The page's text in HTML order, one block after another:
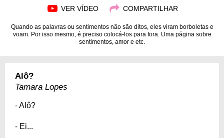
VER VÍDEO COMPARTILHAR
Quando as palavras ou sentimentos não são ditos, eles viram borboletas e
voam. Por isso mesmo, é preciso colocá-los para fora. Uma página sobre
sentimentos, amor e etc.
Alô?
Tamara Lopes
- Alô?
- Ei...